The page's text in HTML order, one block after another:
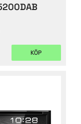
i favoriter
KÖP